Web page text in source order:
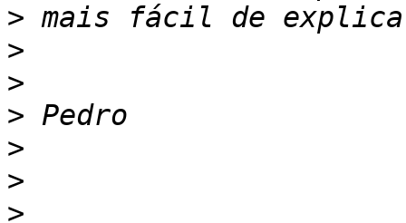
>
>
>
>
>
>
>